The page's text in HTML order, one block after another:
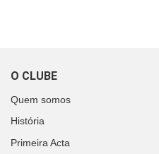
O CLUBE
Quem somos
História
Primeira Acta